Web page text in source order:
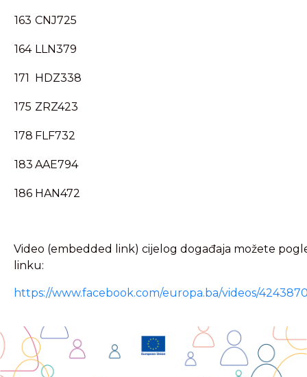
163 CNJ725
164 LLN379
171 HDZ338
175 ZRZ423
178 FLF732
183 AAE794
186 HAN472
Video (embedded link) cijelog događaja možete
linku:
https://www.facebook.com/europa.ba/videos/